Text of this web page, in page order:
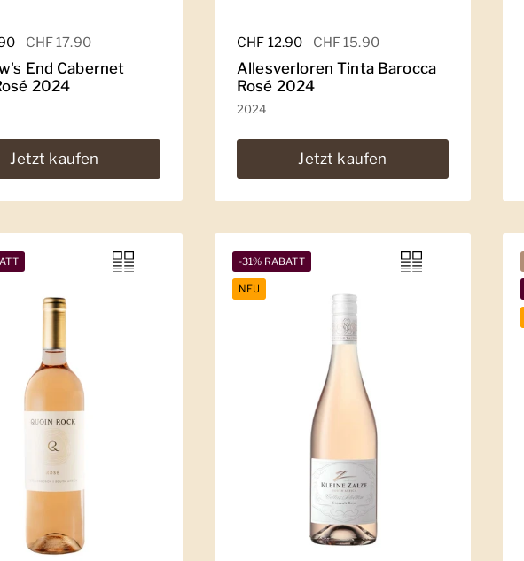
Preis
Sale-Preis
CHF 17.90
End Cabernet
2024
Jetzt kaufen
Regulärer Preis
CHF 12.90 Sale-Preis
CHF 15.90
Allesverloren Tinta Barocca
Rosé 2024
2024
Jetzt kaufen
-31% RABATT
NEU